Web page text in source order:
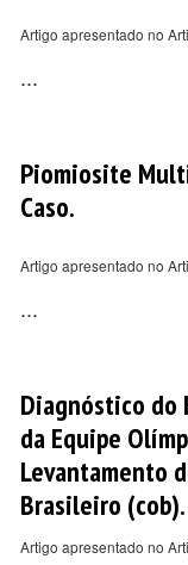
Artigo apresentado no
...
Piomiosite
Caso.
Artigo apresentado no
...
Diagnóstico do
da Equipe
Levantamento
Brasileiro (cob).
Artigo apresentado no